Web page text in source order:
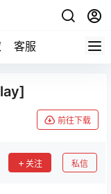
客服
前往下载
关注 私信